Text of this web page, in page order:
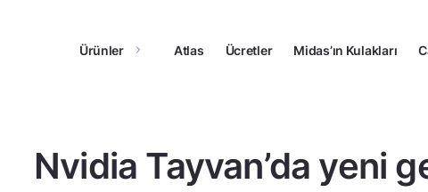
Ürünler Atlas Ücretler Midas’ın Kulakları
Nvidia Tayvan’da yeni